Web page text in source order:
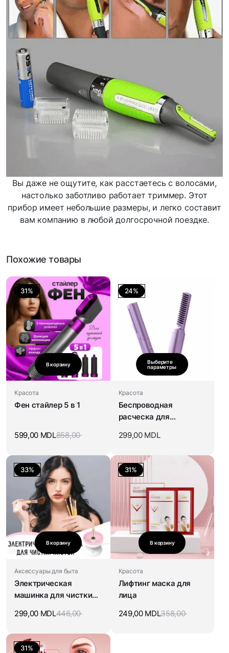
Вы даже не ощутите, как расстаетесь с волосами,
настолько заботливо работает триммер. Этот
прибор имеет небольшие размеры, и легко составит
вам компанию в любой долгосрочной поездке.
Похожие товары
31%
В корзину
Красота
Фен стайлер 5 в 1
858,00
599,00 MDL
24%
Выберите
параметры
Красота
Беспроводная
расческа для
299,00 MDL
33%
В корзину
Аксессуары для быта
Электрическая
машинка для чистки
446,00
299,00 MDL
31%
В корзину
Красота
Лифтинг маска для
лица
358,00
249,00 MDL
31%